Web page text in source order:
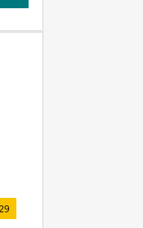
29 يوليو 2026